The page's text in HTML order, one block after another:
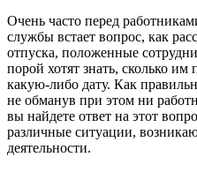
Очень часто перед
службы встает вопрос, как
отпуска, положенные
порой хотят знать, сколько
какую-либо дату. Как
не обманув при этом ни
вы найдете ответ на этот
различные ситуации,
деятельности.